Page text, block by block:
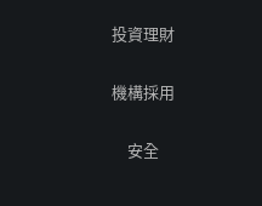
投資理財
機構採用
安全